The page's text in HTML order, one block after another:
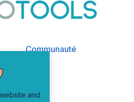
Communauté
and